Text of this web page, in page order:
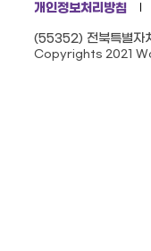
개인정보처리방침
(55352) 전북특별자
Copyrights 2021